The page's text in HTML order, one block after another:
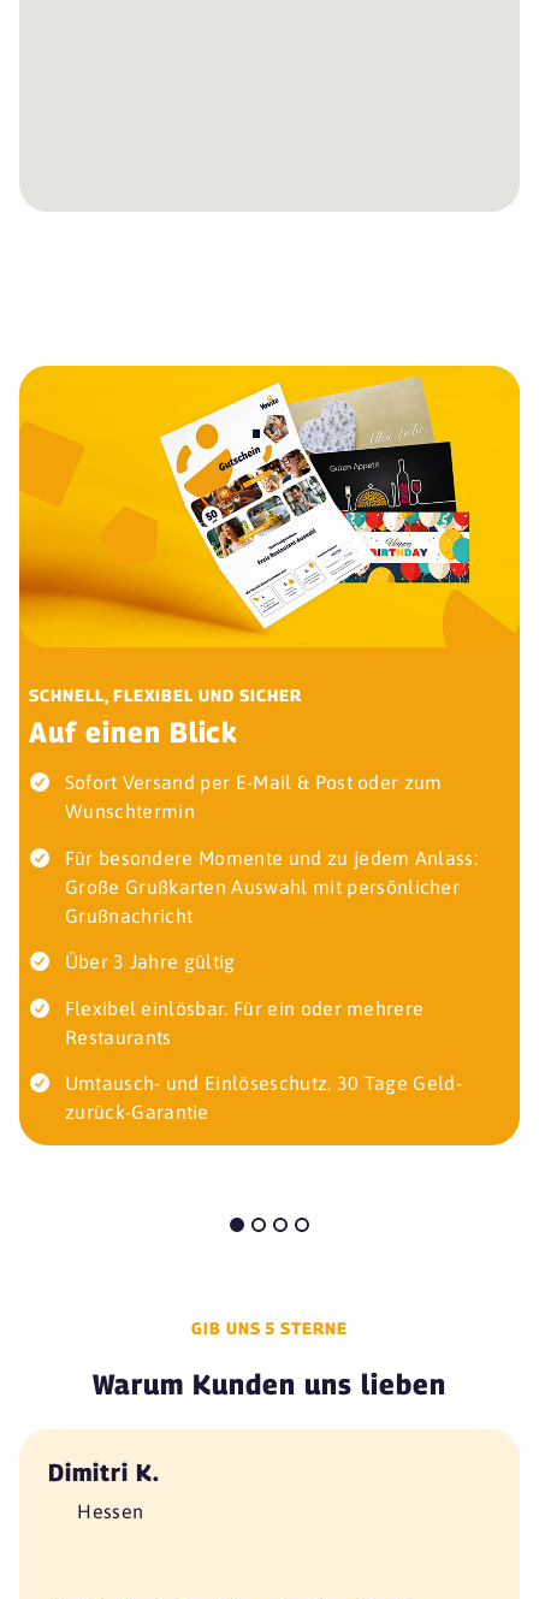
SCHNELL, FLEXIBEL UND SICHER
Auf einen Blick
Sofort Versand per E-Mail & Post oder zum
Wunschtermin
Für besondere Momente und zu jedem Anlass:
Große Grußkarten Auswahl mit persönlicher
Grußnachricht
Über 3 Jahre gültig
Flexibel einlösbar. Für ein oder mehrere
Restaurants
Umtausch- und Einlöseschutz. 30 Tage Geld-
zurück-Garantie
GIB UNS 5 STERNE
Warum Kunden uns lieben
Dimitri K.
Hessen